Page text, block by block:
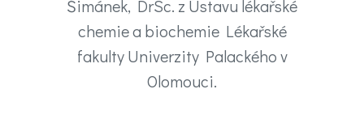
Šimánek, DrSc. z Ústavu lékařské
chemie a biochemie Lékařské
fakulty Univerzity Palackého v
Olomouci.